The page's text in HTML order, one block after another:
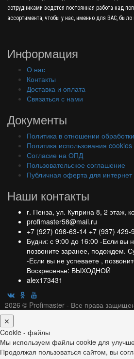
сотрудниками ведется постоянная работа над
ассортимента, чтобы у нас, именно для ВАС, было
Информация
О нас
Контакты
Доставка и оплата
Связаться с нами
Документы
Политика в отношении
Политика использования cookies
Согласие на ОПД
Пользовательское соглашение
Публичная оферта для интернет
Наши контакты
г. Пенза, ул. Куприна 8, 2 этаж,
profimaster58@mail.ru
+7 (927) 098-63-14 +7 (937) 429-
Будни: с 9:00 до 16:00 -Если вы
позвоните заранее, подождем.
-Если вы не успеваете ,
Воскресенье: ВЫХОДНОЙ
alex173431
2026 © Profimaster - Все права
✕
Cookie - файлы
Мы используем файлы cookie для
Продолжая пользоваться сайтом, вы